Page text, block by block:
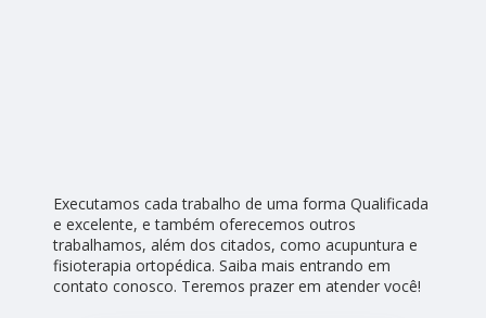
Executamos cada trabalho de uma forma Qualificada
e excelente, e também oferecemos outros
trabalhamos, além dos citados, como acupuntura e
fisioterapia ortopédica. Saiba mais entrando em
contato conosco. Teremos prazer em atender você!